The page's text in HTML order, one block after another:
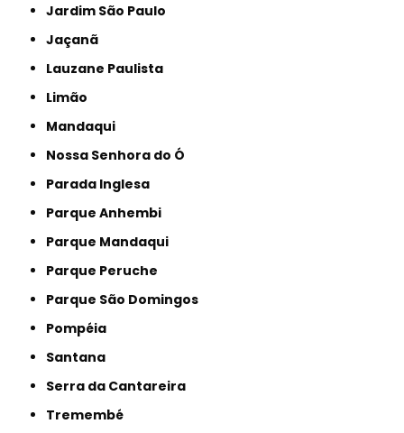
Jardim São Paulo
Jaçanã
Lauzane Paulista
Limão
Mandaqui
Nossa Senhora do Ó
Parada Inglesa
Parque Anhembi
Parque Mandaqui
Parque Peruche
Parque São Domingos
Pompéia
Santana
Serra da Cantareira
Tremembé